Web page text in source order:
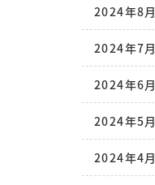
2024年8月
2024年7月
2024年6月
2024年5月
2024年4月